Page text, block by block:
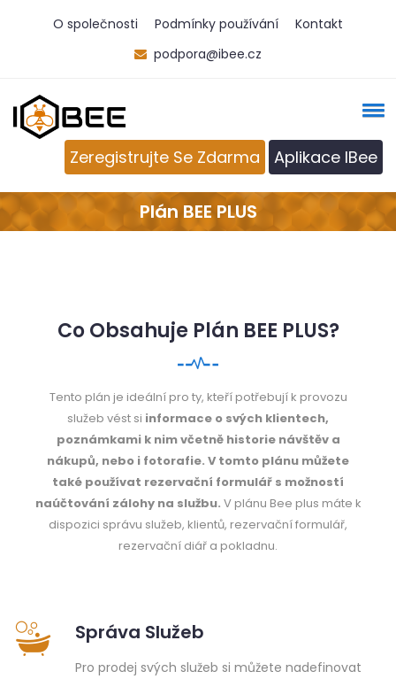
O společnosti Podmínky používání
Kontakt
podpora@ibee.cz
Zeregistrujte Se Zdarma Aplikace IBee
Plán BEE PLUS
Co Obsahuje Plán BEE PLUS?
Tento plán je ideální pro ty, kteří potřebují k provozu
služeb vést si informace o svých klientech,
poznámkami k nim včetně historie návštěv a
nákupů, nebo i fotorafie. V tomto plánu můžete
také používat rezervační formulář s možností
naúčtování zálohy na službu. V plánu Bee plus máte k
dispozici správu služeb, klientů, rezervační formulář,
rezervační diář a pokladnu.
Správa Služeb
Pro prodej svých služeb si můžete nadefinovat